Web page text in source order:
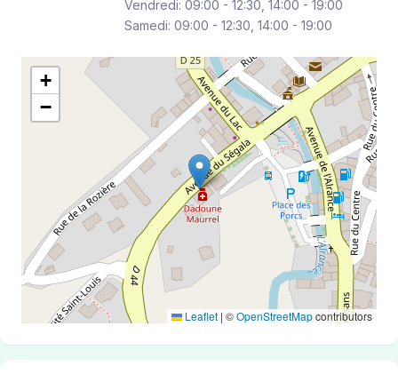
Vendredi: 09:00 - 12:30, 14:00 - 19:00
Samedi: 09:00 - 12:30, 14:00 - 19:00
+
−
Leaflet | ©OpenStreetMapcontributors